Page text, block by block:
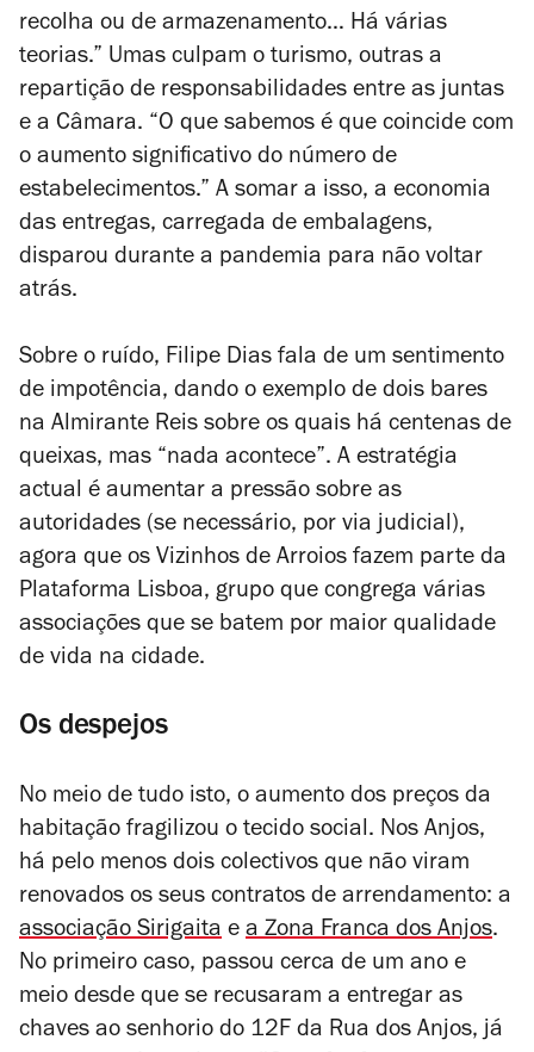
recolha ou de armazenamento… Há várias
teorias.” Umas culpam o turismo, outras a
repartição de responsabilidades entre as juntas
e a Câmara. “O que sabemos é que coincide com
o aumento significativo do número de
estabelecimentos.” A somar a isso, a economia
das entregas, carregada de embalagens,
disparou durante a pandemia para não voltar
atrás.
Sobre o ruído, Filipe Dias fala de um sentimento
de impotência, dando o exemplo de dois bares
na Almirante Reis sobre os quais há centenas de
queixas, mas “nada acontece”. A estratégia
actual é aumentar a pressão sobre as
autoridades (se necessário, por via judicial),
agora que os Vizinhos de Arroios fazem parte da
Plataforma Lisboa, grupo que congrega várias
associações que se batem por maior qualidade
de vida na cidade.
Os despejos
No meio de tudo isto, o aumento dos preços da
habitação fragilizou o tecido social. Nos Anjos,
há pelo menos dois colectivos que não viram
renovados os seus contratos de arrendamento: a
associação Sirigaita e a Zona Franca dos Anjos.
No primeiro caso, passou cerca de um ano e
meio desde que se recusaram a entregar as
chaves ao senhorio do 12F da Rua dos Anjos, já